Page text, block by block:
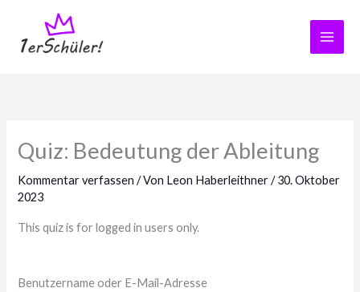
springen
Quiz: Bedeutung der Ableitung
Kommentar verfassen / Von Leon Haberleithner/30. Oktober
2023
This quiz is for logged in users only.
Benutzername oder E-Mail-Adresse